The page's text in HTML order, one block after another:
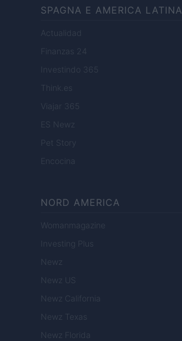
SPAGNA E AMERICA LATINA
Actualidad
Finanzas 24
Investindo 365
Think.es
Viajar 365
ES Newz
Pet Story
Encocina
NORD AMERICA
Womanmagazine
Investing Plus
Newz
Newz US
Newz California
Newz Texas
Newz Florida